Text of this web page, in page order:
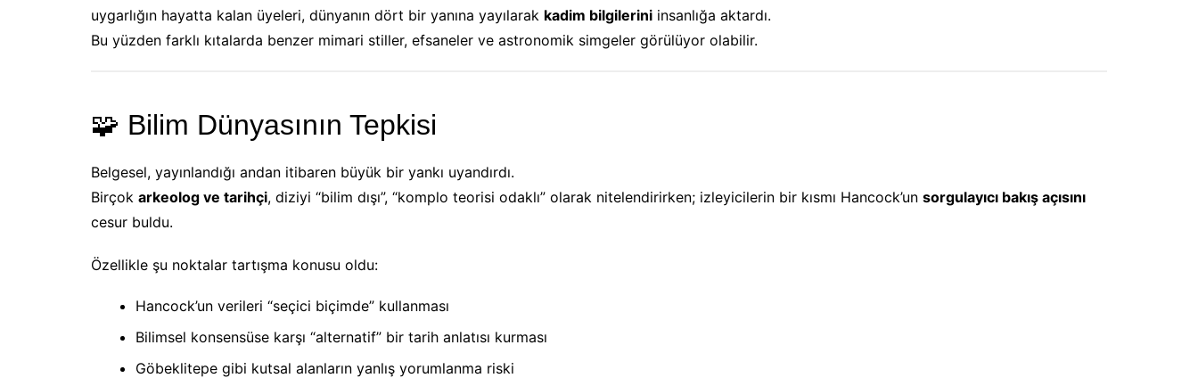
uygarlığın hayatta kalan üyeleri, dünyanın dört bir yanına yayılarak kadim bilgilerini insanlığa aktardı.
Bu yüzden farklı kıtalarda benzer mimari stiller, efsaneler ve astronomik simgeler görülüyor olabilir.
🧩 Bilim Dünyasının Tepkisi
Belgesel, yayınlandığı andan itibaren büyük bir yankı uyandırdı.
Birçok arkeolog ve tarihçi, diziyi “bilim dışı”, “komplo teorisi odaklı” olarak nitelendirirken; izleyicilerin bir kısmı Hancock’un sorgulayıcı bakış açısını
cesur buldu.
Özellikle şu noktalar tartışma konusu oldu:
Hancock’un verileri “seçici biçimde” kullanması
Bilimsel konsensüse karşı “alternatif” bir tarih anlatısı kurması
Göbeklitepe gibi kutsal alanların yanlış yorumlanma riski